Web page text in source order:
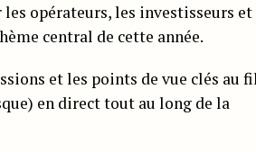
opérateurs, les investisseurs et
central de cette année.
et les points de vue clés au fil
en direct tout au long de la